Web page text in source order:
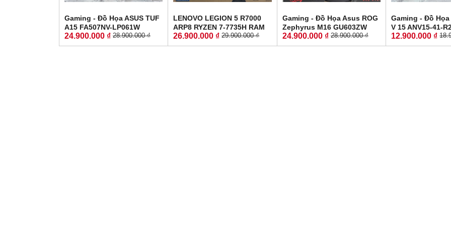
Gaming - Đồ Họa ASUS TUF
A15 FA507NV-LP061W
RYZEN 7-7735HS RTX 4060
8GB GDDR6 RAM 16GB SSD
24.900.000 ₫ 28.900.000 ₫
LENOVO LEGION 5 R7000
ARP8 RYZEN 7-7735H RAM
16GG SSD 512GB RTX™
4060 8GB GDDR6 MÀN HÌNH
26.900.000 ₫ 29.900.000 ₫
Gaming - Đồ Họa Asus ROG
Zephyrus M16 GU603ZW
CORE I9-12900H RAM 16GB
SSD 512GB RTX 3070 Ti 8GB
24.900.000 ₫ 28.900.000 ₫
Gaming - Đồ Họa
V 15 ANV15-41-
LikeNew-Bảo
RYZEN 5-6600H
12.900.000 ₫